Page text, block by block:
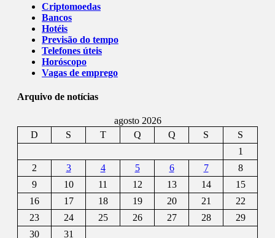
Criptomoedas
Bancos
Hotéis
Previsão do tempo
Telefones úteis
Horóscopo
Vagas de emprego
Arquivo de notícias
agosto 2026
D
S T Q Q S
S
1
2
3 4 5 6 7
8
9
10 11 12 13 14
15
16
17 18 19 20 21
22
23
24 25 26 27 28
29
30
31